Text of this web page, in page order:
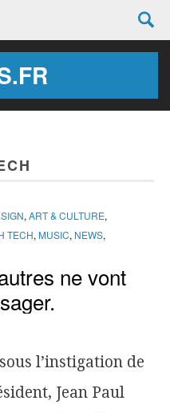
, ART & CULTURE,
TECH, MUSIC, NEWS,
ne vont
l’instigation de
Jean Paul